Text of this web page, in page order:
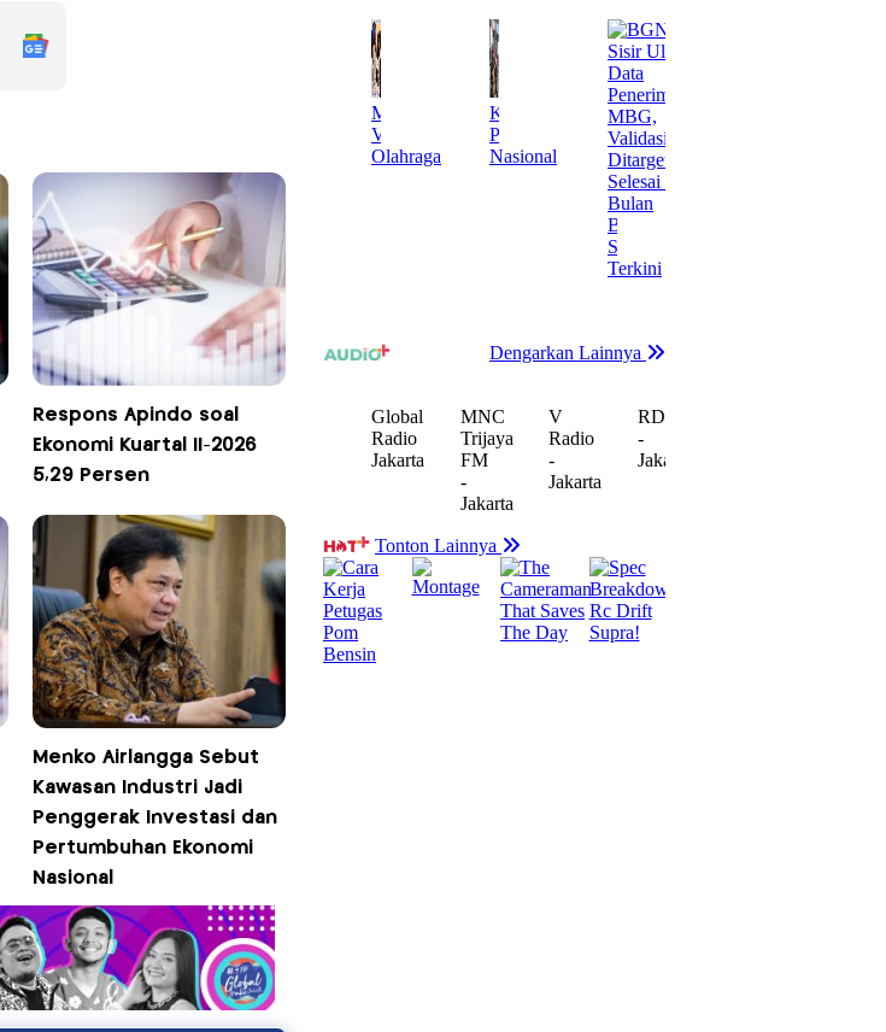
Respons Apindo soal
Ekonomi Kuartal II-2026
5,29 Persen
Menko Airlangga Sebut
Kawasan Industri Jadi
Penggerak Investasi dan
Pertumbuhan Ekonomi
Nasional